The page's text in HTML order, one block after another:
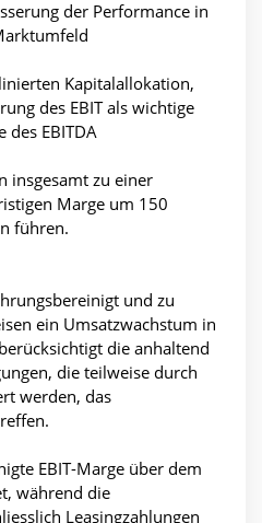
der Performance in
Kapitalallokation,
des EBIT als wichtige
des EBITDA
insgesamt zu einer
Marge um 150
führen.
und zu
ein Umsatzwachstum in
die anhaltend
die teilweise durch
werden, das
EBIT-Marge über dem
während die
Leasingzahlungen